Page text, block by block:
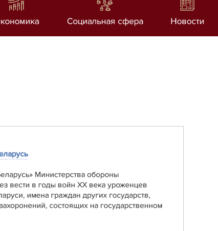
Социальная сфера Новости
Министерства обороны
вести в годы войн XX века уроженцев
имена граждан других государств,
состоящих на государственном